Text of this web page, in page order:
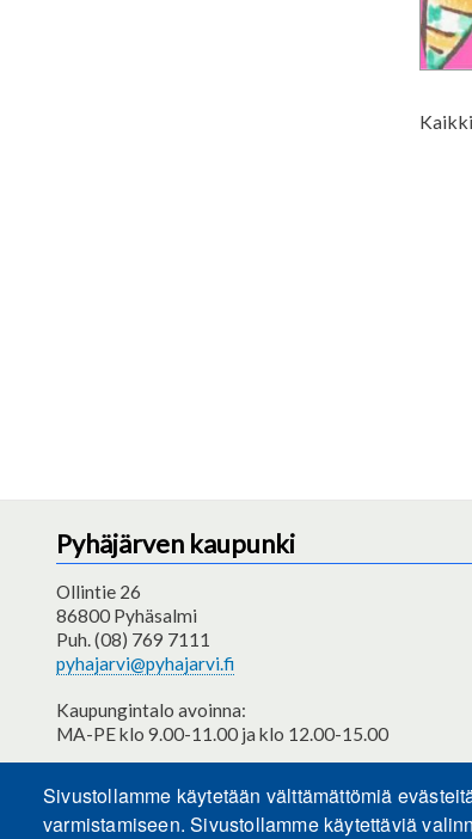
Pyhäjärven kaupunki
Ollintie 26
86800 Pyhäsalmi
Puh. (08) 769 7111
pyhajarvi@pyhajarvi.fi
Kaupungintalo avoinna:
MA-PE klo 9.00-11.00 ja klo 12.00-15.00
Sivustollamme käytetään välttämättömiä
varmistamiseen. Sivustollamme käytettäviä